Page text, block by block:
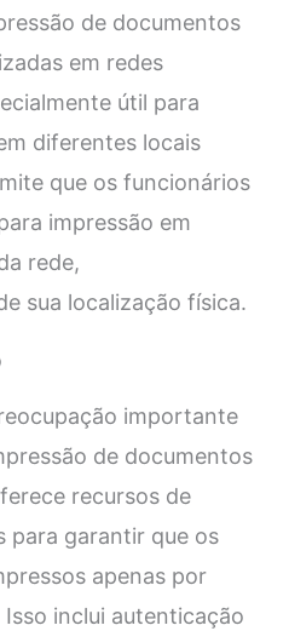
de documentos
em redes
útil para
diferentes locais
que os funcionários
impressão em
rede,
sua localização física.
importante
de documentos
recursos de
para garantir que os
apenas por
inclui autenticação